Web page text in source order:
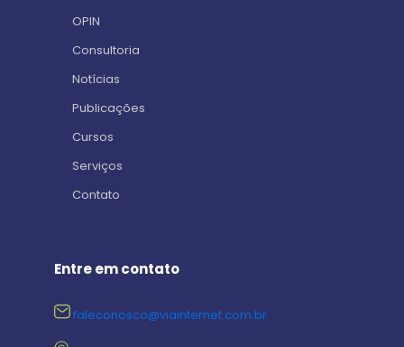
OPIN
Consultoria
Notícias
Publicações
Cursos
Serviços
Contato
Entre em contato
faleconosco@viainternet.com.br